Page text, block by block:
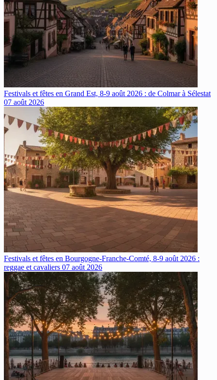
Festivals et fêtes en Grand Est, 8-9 août 2026 : de Colmar à Sélestat
07 août 2026
Festivals et fêtes en Bourgogne-Franche-Comté, 8-9 août 2026 :
reggae et cavaliers 07 août 2026